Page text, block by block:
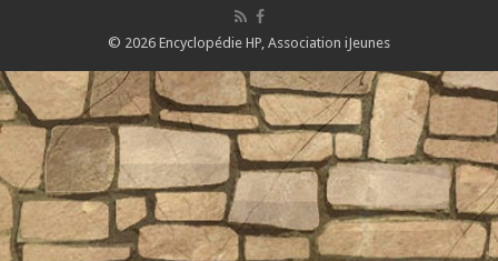
© 2026 Encyclopédie HP, Association iJeunes